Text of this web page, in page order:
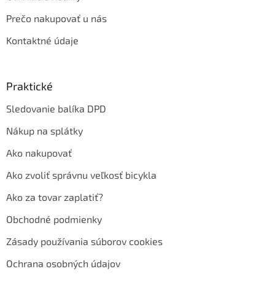
Prečo nakupovať u nás
Kontaktné údaje
Praktické
Sledovanie balíka DPD
Nákup na splátky
Ako nakupovať
Ako zvoliť správnu veľkosť bicykla
Ako za tovar zaplatiť?
Obchodné podmienky
Zásady používania súborov cookies
Ochrana osobných údajov